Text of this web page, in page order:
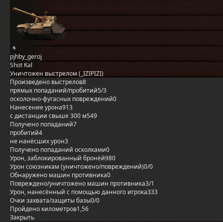
pjhby_geroj
Shot Kal
Уничтожен выстрелом (_IZIPIZI)
Произведено выстрелов8
прямых попаданий/пробитий5/3
осколочно-фугасных повреждений0
Нанесение урона913
с дистанции свыше 300 м549
Получено попаданий7
пробитий4
не нанёсших урон3
Получено попаданий осколками0
Урон, заблокированный бронёй980
Урон союзникам (уничтожено/повреждений)0/0
Обнаружено машин противника0
Повреждено/уничтожено машин противника3/1
Урон, нанесённый с помощью данного игрока333
Очки захвата/защиты базы0/0
Пройдено километров1,56
Закрыть